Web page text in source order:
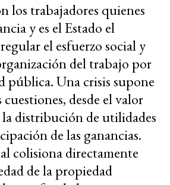
los trabajadores quienes
y es el Estado el
el esfuerzo social y
del trabajo por
pública. Una crisis supone
cuestiones, desde el valor
la distribución de utilidades
de las ganancias.
colisiona directamente
de la propiedad